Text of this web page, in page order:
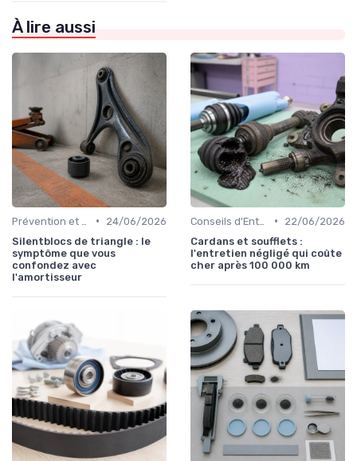
À lire aussi
•
24/06/2026
Silentblocs de triangle : le
symptôme que vous
confondez avec
l'amortisseur
•
22/06/2026
Cardans et soufflets :
l'entretien négligé qui coûte
cher après 100 000 km